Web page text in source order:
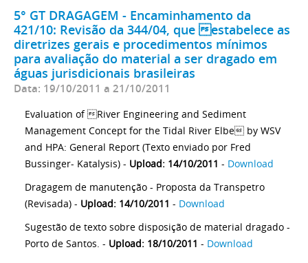
5° GT DRAGAGEM - Encaminhamento da
421/10: Revisão da 344/04, que estabelece as
diretrizes gerais e procedimentos mínimos
para avaliação do material a ser dragado em
águas jurisdicionais brasileiras
Data: 19/10/2011 a 21/10/2011
Evaluation of River Engineering and Sediment
Management Concept for the Tidal River Elbe by WSV
and HPA: General Report (Texto enviado por Fred
Bussinger- Katalysis) - Upload: 14/10/2011 - Download
Dragagem de manutenção - Proposta da Transpetro
(Revisada) - Upload: 14/10/2011 - Download
Sugestão de texto sobre disposição de material dragado -
Porto de Santos. - Upload: 18/10/2011 - Download